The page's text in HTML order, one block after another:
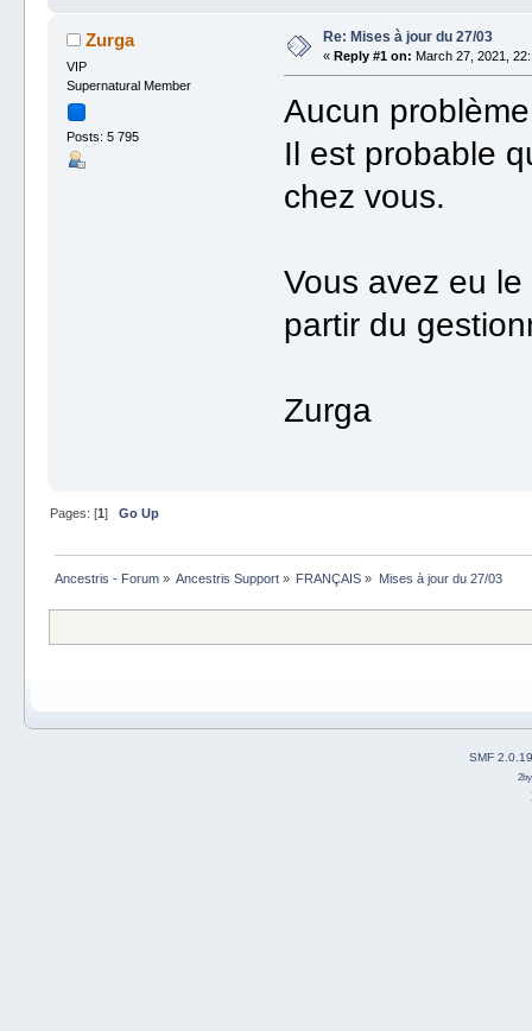
Zurga
VIP
Supernatural Member
Posts: 5 795
Re: Mises à jour du 27/03
« Reply #1 on: March 27, 2021,
Aucun
Il est probable
chez vous.
Vous avez eu
partir du
Zurga
Pages: [1 ] Go Up
Ancestris - Forum» Ancestris Support » FRANÇAIS » Mises à jour du 27/03
SMF 2.0.19